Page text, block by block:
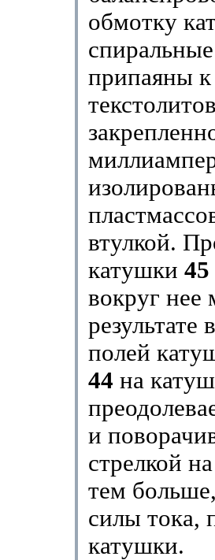
обмотку
припаяны
втулкой.
катушки 45
вокруг нее
полей
44 на
и
стрелкой
тем
силы тока,
катушки.